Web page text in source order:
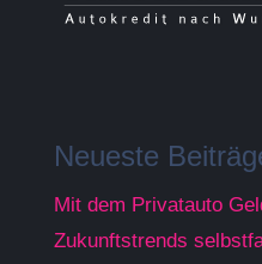
Neueste
Mit dem Privatauto
Zukunftstrends